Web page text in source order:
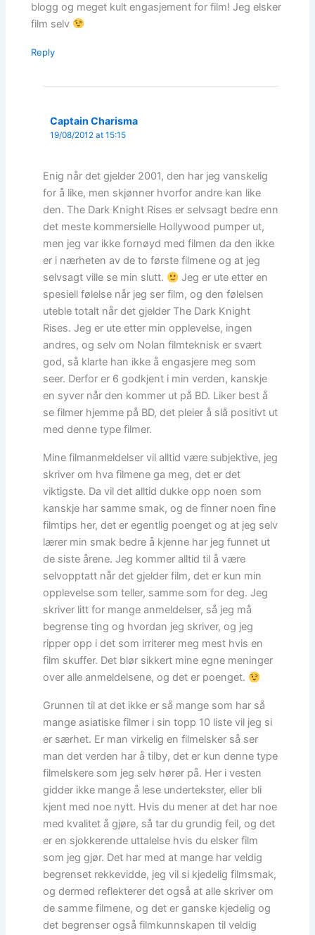
blogg og meget kult engasjement for film! Jeg elsker
film selv
Reply
Captain Charisma
19/08/2012 at 15:15
Enig når det gjelder 2001, den har jeg vanskelig
for å like, men skjønner hvorfor andre kan like
den. The Dark Knight Rises er selvsagt bedre enn
det meste kommersielle Hollywood pumper ut,
men jeg var ikke fornøyd med filmen da den ikke
er i nærheten av de to første filmene og at jeg
selvsagt ville se min slutt.
Jeg er ute etter en
spesiell følelse når jeg ser film, og den følelsen
uteble totalt når det gjelder The Dark Knight
Rises. Jeg er ute etter min opplevelse, ingen
andres, og selv om Nolan filmteknisk er svært
god, så klarte han ikke å engasjere meg som
seer. Derfor er 6 godkjent i min verden, kanskje
en syver når den kommer ut på BD. Liker best å
se filmer hjemme på BD, det pleier å slå positivt ut
med denne type filmer.
Mine filmanmeldelser vil alltid være subjektive, jeg
skriver om hva filmene ga meg, det er det
viktigste. Da vil det alltid dukke opp noen som
kanskje har samme smak, og de finner noen fine
filmtips her, det er egentlig poenget og at jeg selv
lærer min smak bedre å kjenne har jeg funnet ut
de siste årene. Jeg kommer alltid til å være
selvopptatt når det gjelder film, det er kun min
opplevelse som teller, samme som for deg. Jeg
skriver litt for mange anmeldelser, så jeg må
begrense ting og hvordan jeg skriver, og jeg
ripper opp i det som irriterer meg mest hvis en
film skuffer. Det blør sikkert mine egne meninger
over alle anmeldelsene, og det er poenget.
Grunnen til at det ikke er så mange som har så
mange asiatiske filmer i sin topp 10 liste vil jeg si
er særhet. Er man virkelig en filmelsker så ser
man det verden har å tilby, det er kun denne type
filmelskere som jeg selv hører på. Her i vesten
gidder ikke mange å lese undertekster, eller bli
kjent med noe nytt. Hvis du mener at det har noe
med kvalitet å gjøre, så tar du grundig feil, og det
er en sjokkerende uttalelse hvis du elsker film
som jeg gjør. Det har med at mange har veldig
begrenset rekkevidde, jeg vil si kjedelig filmsmak,
og dermed reflekterer det også at alle skriver om
de samme filmene, og det er ganske kjedelig og
det begrenser også filmkunnskapen til veldig